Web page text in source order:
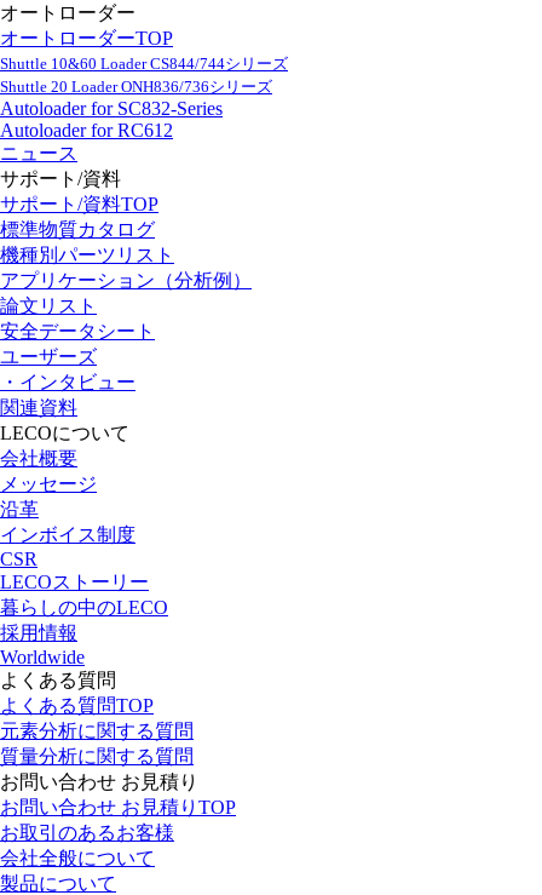
オートローダー
オートローダーTOP
Shuttle 10&60 Loader CS844/744シリーズ
Shuttle 20 Loader ONH836/736シリーズ
Autoloader for SC832-Series
Autoloader for RC612
ニュース
サポート/資料
サポート/資料TOP
標準物質カタログ
機種別パーツリスト
アプリケーション（分析例）
論文リスト
安全データシート
ユーザーズ
・インタビュー
関連資料
LECOについて
会社概要
メッセージ
沿革
インボイス制度
CSR
LECOストーリー
暮らしの中のLECO
採用情報
Worldwide
よくある質問
よくある質問TOP
元素分析に関する質問
質量分析に関する質問
お問い合わせ お見積り
お問い合わせ お見積りTOP
お取引のあるお客様
会社全般について
製品について